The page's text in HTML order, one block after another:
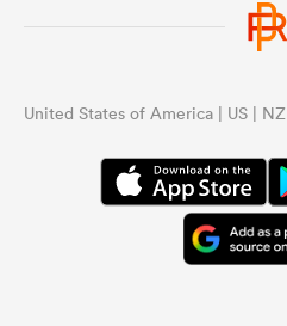
United States of America | US | NZ